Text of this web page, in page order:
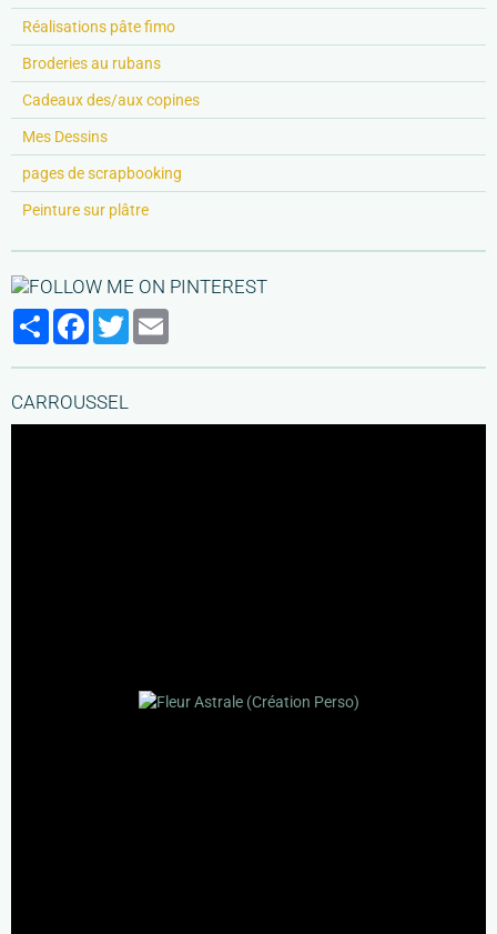
Réalisations pâte fimo
Broderies au rubans
Cadeaux des/aux copines
Mes Dessins
pages de scrapbooking
Peinture sur plâtre
PartagerFacebook
Twitter
CARROUSSEL